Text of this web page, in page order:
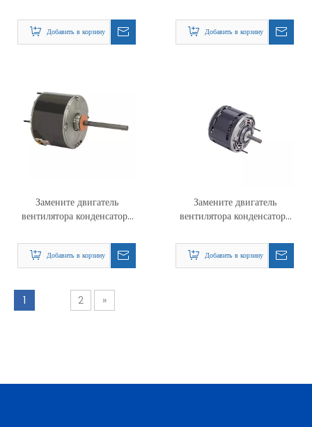
Добавить в корзину Добавить в корзину
Замените двигатель
вентилятора конденсатора
Добавить в корзину
Замените двигатель
вентилятора конденсатора
Добавить в корзину
1 2 »